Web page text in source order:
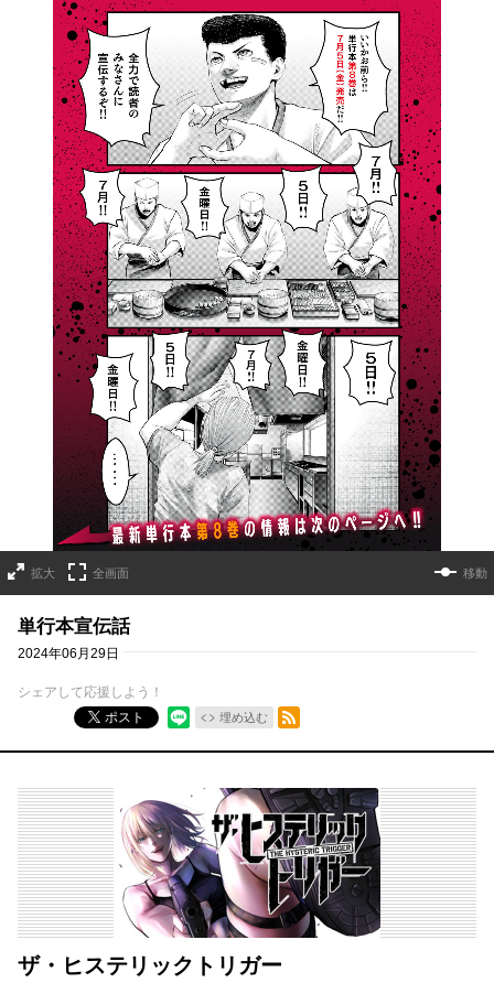
拡大 全画面 移動
単行本宣伝話
2024年06月29日
シェアして応援しよう！
ポスト
埋め込む
RSSフィード
ザ・ヒステリックトリガー